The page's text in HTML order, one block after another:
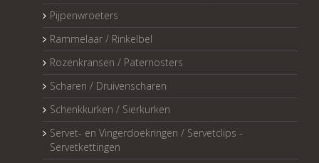
Pijpenwroeters
Rammelaar / Rinkelbel
Rozenkransen / Paternosters
Scharen / Druivenscharen
Schenkkurken / Sierkurken
Servet- en Vingerdoekringen / Servetclips -
Servetkettingen